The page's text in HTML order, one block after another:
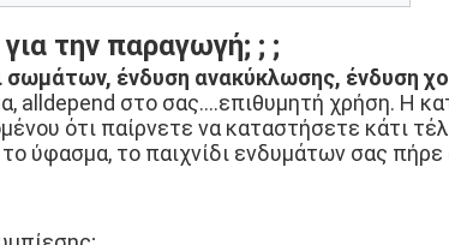
την παραγωγή; ; ;
σωμάτων, ένδυση ανακύκλωσης, ένδυση
alldepend στο σας….επιθυμητή χρήση. Η
ότι παίρνετε να καταστήσετε κάτι
ύφασμα, το παιχνίδι ενδυμάτων σας